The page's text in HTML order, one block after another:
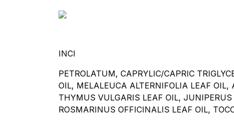
INCI
PETROLATUM, CAPRYLIC/CAPRIC
OIL, MELALEUCA ALTERNIFOLIA LEAF
THYMUS VULGARIS LEAF OIL,
ROSMARINUS OFFICINALIS LEAF OIL,